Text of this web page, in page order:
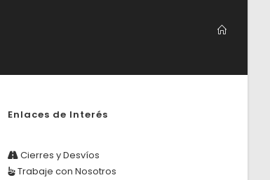
BÚSQUEDA
DE
Enlaces de Interés
Cierres y Desvíos
Trabaje con Nosotros